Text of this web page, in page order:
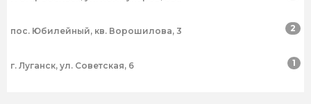
пос. Юбилейный, кв. Ворошилова, 3 2
г. Луганск, ул. Советская, 6 1